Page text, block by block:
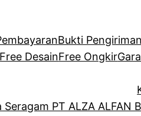
Bukti Pengiriman
Free DesainFree Ongkir
PT ALZA ALFAN